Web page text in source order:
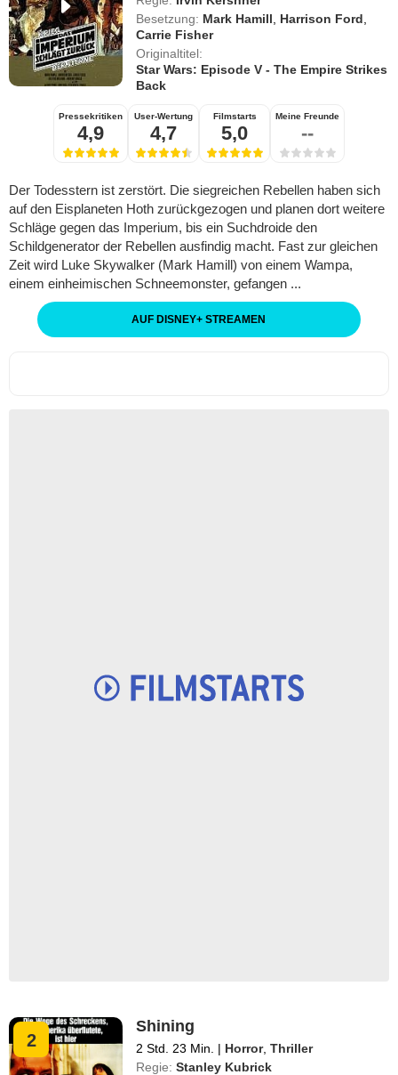
Besetzung: Mark Hamill Harrison Ford
Carrie Fisher
Originaltitel:
Star Wars: Episode V - The Empire Strikes
Back
Pressekritiken
4,9
User-Wertung
4,7
Filmstarts
5,0
Meine Freunde
--
Der Todesstern ist zerstört. Die siegreichen Rebellen haben sich
auf den Eisplaneten Hoth zurückgezogen und planen dort weitere
Schläge gegen das Imperium, bis ein Suchdroide den
Schildgenerator der Rebellen ausfindig macht. Fast zur gleichen
Zeit wird Luke Skywalker (Mark Hamill) von einem Wampa,
einem einheimischen Schneemonster, gefangen ...
AUF DISNEY+ STREAMEN
2
Shining
2 Std. 23 Min. | Horror,Thriller
Regie: Stanley Kubrick